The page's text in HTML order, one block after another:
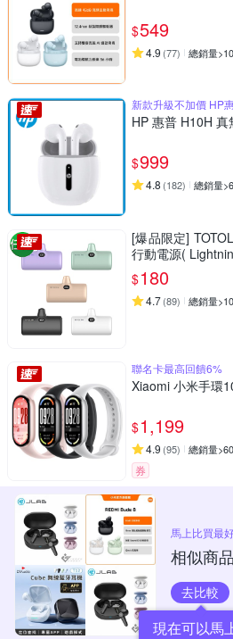
$549
4.9 (77) 總銷量
新款升級不加價 HP
HP 惠普 H10H
$999
4.8 (182) 總銷量
[爆品限定]
行動電源(
$180
4.7(89) 總銷量
聯名卡最高回饋6%
Xiaomi 小米手環
$1,199
4.9 (95) 總銷量
券
馬上比買最
相似商
去比較
現在可以馬